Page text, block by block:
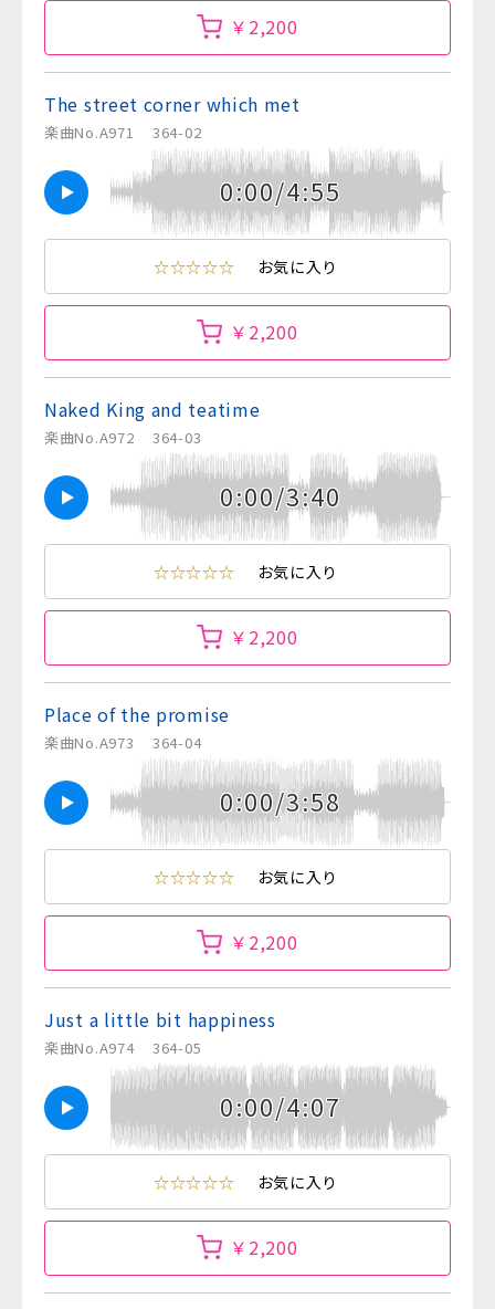
￥2,200
The street corner which met
楽曲No.A971 364-02
0:00/4:55
☆☆☆☆☆ お気に入り
￥2,200
Naked King and teatime
楽曲No.A972 364-03
0:00/3:40
☆☆☆☆☆ お気に入り
￥2,200
Place of the promise
楽曲No.A973 364-04
0:00/3:58
☆☆☆☆☆ お気に入り
￥2,200
Just a little bit happiness
楽曲No.A974 364-05
0:00/4:07
☆☆☆☆☆ お気に入り
￥2,200